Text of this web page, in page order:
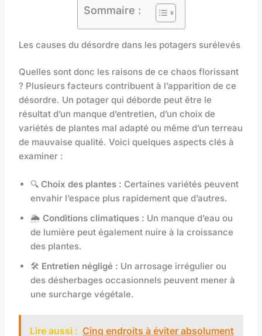
Sommaire :
Les causes du désordre dans les potagers surélevés
Quelles sont donc les raisons de ce chaos florissant
? Plusieurs facteurs contribuent à l’apparition de ce
désordre. Un potager qui déborde peut être le
résultat d’un manque d’entretien, d’un choix de
variétés de plantes mal adapté ou même d’un terreau
de mauvaise qualité. Voici quelques aspects clés à
examiner :
🔍Choix des plantes : Certaines variétés peuvent
envahir l’espace plus rapidement que d’autres.
🌦️Conditions climatiques : Un manque d’eau ou
de lumière peut également nuire à la croissance
des plantes.
🛠️ Entretien négligé : Un arrosage irrégulier ou
des désherbages occasionnels peuvent mener à
une surcharge végétale.
Lire aussi : Cinq endroits à éviter absolument